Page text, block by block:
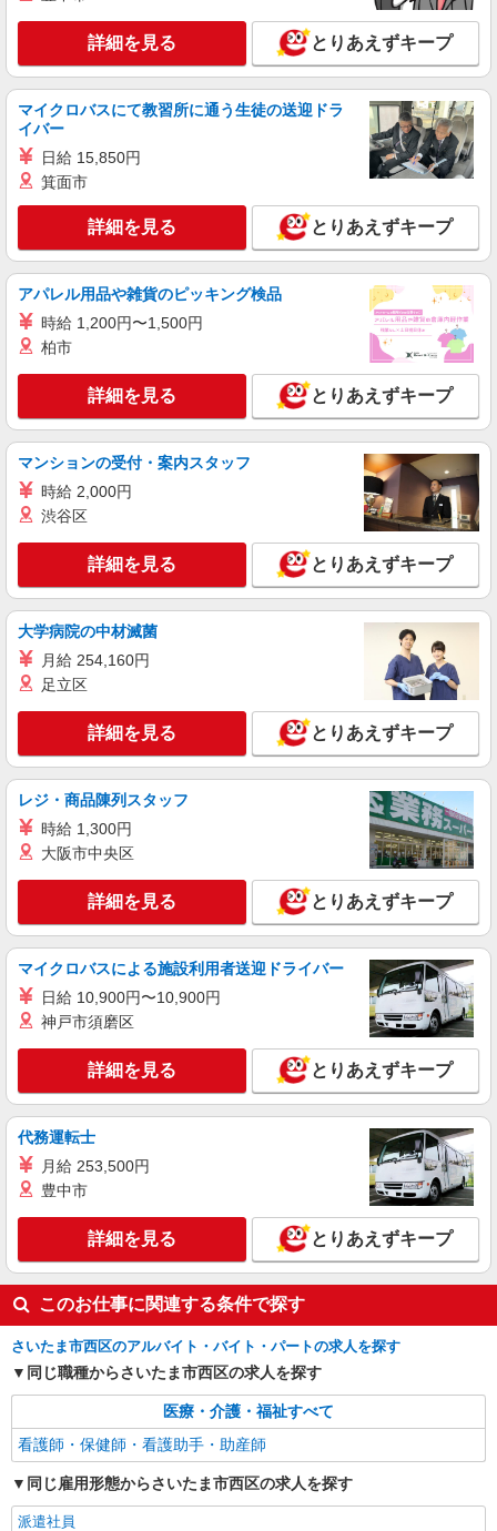
キープ 詳細を見る
職業紹介
株式会社kotrio /●SW-S-2022463
西大宮駅＊未経験スタート7割！病院のパート
ン代含む)＞
西大宮
キープ 詳細を見る
派遣社員
指扇駅＊看護助手(資格経験不問)募集♪食事配
膳などの補助業務
時給1600円〜2250円 ＜日払い有/週払い有/交
通費全支給(ガソリン代含む)＞
キープ 詳細を見る
派遣社員
株式会社トラストグロース 新宿本社 第3営業部
介護付き有料老人ホームでの夜専看護師
1夜勤：35200円〜36800円 ※経験による
キープ 詳細を見る
職業紹介
株式会社kotrio /●SW-S-2097422
西大宮駅│チーム医療の一員。未経験でも力に
【正社員】月給240,000〜400,000円 ・基本
給：200,000円〜220,000円 ・資格手当：10,000〜
30,000円 ・役職手当：10,000〜70,000円 ・処遇改
善手当：20,000〜60,000円（勤続年数、保有資格
により変動） ・固定残業手当：20,000円（10時
間） ※固定残業時間を超過する場合には超過勤務
手当として別途支給 ・夜勤手当：10,000円/1回
歓迎 ・認知症介護基礎研修 ・初任者研修 ・実務
者研修 ・介護福祉士 など
埼玉県さいたま市西区
キープ 詳細を見る
株式会社kotrio /●SW-S-2080085
西大宮駅＊病院の看護助手│残業ほぼなし！経
験不問・資格不問◎
【正社員】月給240,000〜400,000円 ・基本
給：200,000円〜220,000円 ・資格手当：10,000〜
30,000円 ・役職手当：10,000〜70,000円 ・処遇改
善手当：20,000〜60,000円（勤続年数、保有資格
により変動） ・固定残業手当：20,000円（10時
間） ※固定残業時間を超過する場合には超過勤務
手当として別途支給 ・夜勤手当：10,000円/1回
（上記給与とは別に支給） 下記資格をお持ちの方
歓迎 ・認知症介護基礎研修 ・初任者研修 ・実務
者研修 ・介護福祉士 など
キープ 詳細を見る
派遣社員
株式会社kotrio /●SI-H-2076295
≪指扇駅≫16時帰宅もOK♪病院で補助だけの
まったり作業
時給1600円〜2250円 ＜日払い有/週払い有/交
通費全支給(ガソリン代含む)＞
さいたま市西区
キープ 詳細を見る
詳細を見る とりあえずキープ
マイクロバスにて教習所に通う生徒の送迎ドラ
イバー
日給 15,850円
箕面市
詳細を見る とりあえずキープ
アパレル用品や雑貨のピッキング検品
時給 1,200円〜1,500円
柏市
詳細を見る とりあえずキープ
マンションの受付・案内スタッフ
時給 2,000円
渋谷区
詳細を見る とりあえずキープ
大学病院の中材滅菌
月給 254,160円
足立区
詳細を見る とりあえずキープ
レジ・商品陳列スタッフ
時給 1,300円
大阪市中央区
詳細を見る とりあえずキープ
マイクロバスによる施設利用者送迎ドライバー
日給 10,900円〜10,900円
神戸市須磨区
詳細を見る とりあえずキープ
代務運転士
月給 253,500円
豊中市
詳細を見る とりあえずキープ
このお仕事に関連する条件で探す
さいたま市西区のアルバイト・バイト・パートの求人を探す
同じ職種からさいたま市西区の求人を探す
医療・介護・福祉すべて
看護師・保健師・看護助手・助産師
同じ雇用形態からさいたま市西区の求人を探す
派遣社員